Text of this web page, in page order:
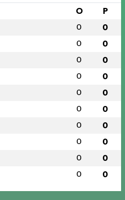
O P
0 0
0 0
0 0
0 0
0 0
0 0
0 0
0 0
0 0
0 0